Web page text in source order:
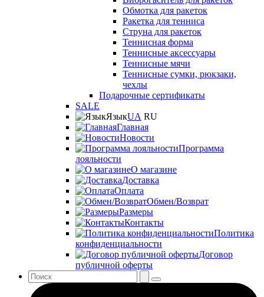
Обмотка для ракеток
Ракетка для тенниса
Струна для ракеток
Теннисная форма
Теннисные аксессуары
Теннисные мячи
Теннисные сумки, рюкзаки,
чехлы
Подарочные сертификаты
SALE
ЯзыкUA RU
Главная
Новости
Программа
лояльности
О магазине
Доставка
Оплата
Обмен/Возврат
Размеры
Контакты
Политика
конфиденциальности
Договор
публичной оферты